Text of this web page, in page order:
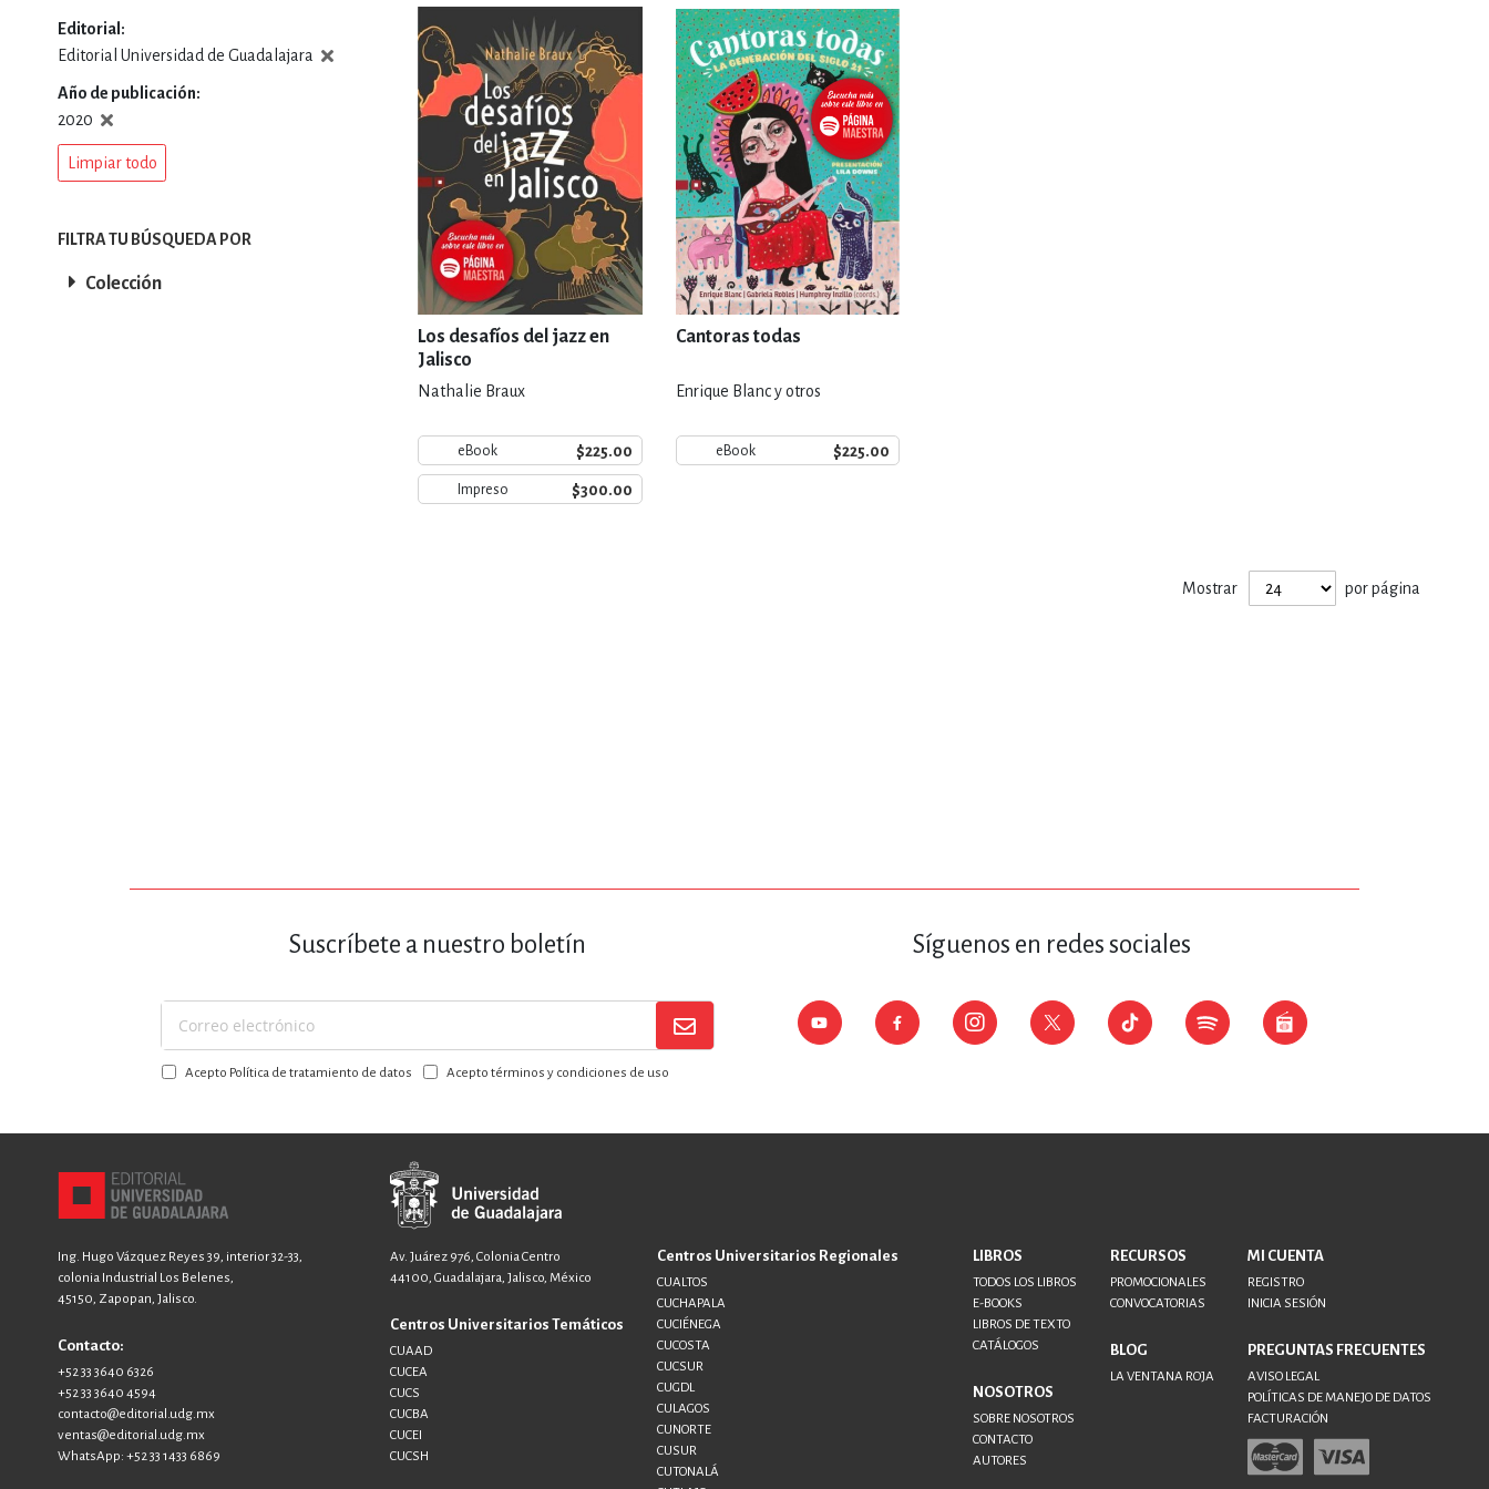
DEPORTES Y ACTIVIDADES DE OCIO AL AIRE LIBRE
ECONOMÍA, FINANZAS, EMPRESA Y GESTIÓN
ESTILOS DE VIDA, AFICIONES Y OCIO FICCIÓN Y TEMAS AFINES
FILOSOFÍA Y RELIGIÓN HISTORIA Y ARQUEOLOGÍA
INFANTILES, JUVENILES Y DIDÁCTICOS LENGUAJE Y LINGÜÍSTICA
MATEMÁTICAS Y CIENCIAS
NOVELA GRÁFICA, LIBROS DE CÓMICS, DIBUJOS ANIMADOS
TECNOLOGÍA, INGENIERÍA, AGRICULTURA
Los desafíos del jazz en
Jalisco
Nathalie Braux
eBook $225.00
Impreso $300.00
Cantoras todas
Enrique Blanc y otros
eBook $225.00
Mostrar por página
Editorial
Editorial Universidad de Guadalajara
Año de publicación
2020
Limpiar todo
FILTRA TU BÚSQUEDA POR
Colección
Suscríbete a nuestro boletín
Suscríbase
a
nuestroAcepto Política de tratamiento de datos Acepto términos y condiciones de uso
Síguenos en redes sociales
Ing. Hugo Vázquez Reyes 39, interior 32-33,
colonia Industrial Los Belenes,
45150, Zapopan, Jalisco.
Contacto:
+52 33 3640 6326
+52 33 3640 4594
contacto@editorial.udg.mx
ventas@editorial.udg.mx
WhatsApp: +52 33 1433 6869
Av. Juárez 976, Colonia Centro
44100, Guadalajara, Jalisco, México
Centros Universitarios Temáticos
CUAAD
CUCEA
CUCS
CUCBA
CUCEI
CUCSH
Centros Universitarios Regionales
CUALTOS
CUCHAPALA
CUCIÉNEGA
CUCOSTA
CUCSUR
CUGDL
CULAGOS
CUNORTE
CUSUR
CUTONALÁ
LIBROS
TODOS LOS LIBROS
E-BOOKS
LIBROS DE TEXTO
CATÁLOGOS
NOSOTROS
SOBRE NOSOTROS
CONTACTO
AUTORES
RECURSOS
PROMOCIONALES
CONVOCATORIAS
BLOG
LA VENTANA ROJA
MI CUENTA
REGISTRO
INICIA SESIÓN
PREGUNTAS FRECUENTES
AVISO LEGAL
POLÍTICAS DE MANEJO DE DATOS
FACTURACIÓN